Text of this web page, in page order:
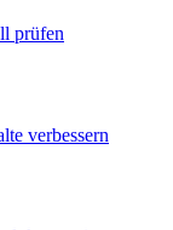
prüfen
verbessern